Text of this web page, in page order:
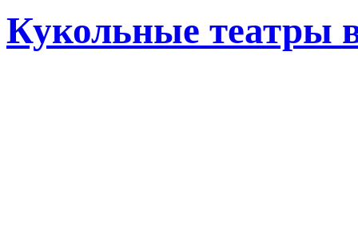
Кукольные театры